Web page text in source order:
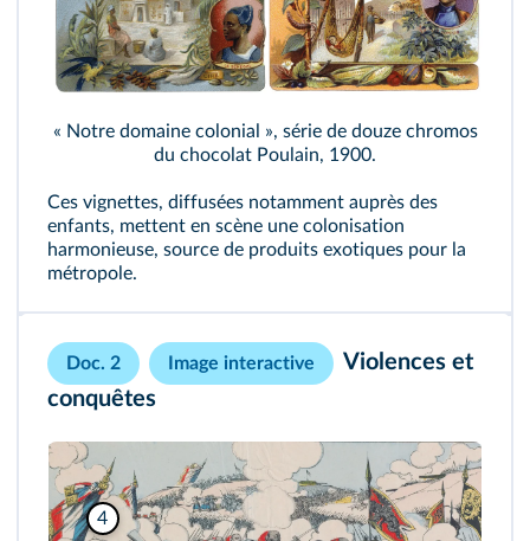
« Notre domaine colonial », série de douze chromos
du chocolat Poulain, 1900.
Ces vignettes, diffusées notamment auprès des
enfants, mettent en scène une colonisation
harmonieuse, source de produits exotiques pour la
métropole.
Doc. 2 Image interactive
Violences et
conquêtes
4